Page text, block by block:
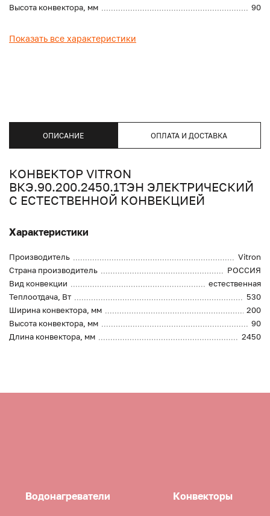
Высота конвектора, мм
90
Показать все характеристики
ОПИСАНИЕ ОПЛАТА И ДОСТАВКА
КОНВЕКТОР VITRON
ВКЭ.90.200.2450.1ТЭН ЭЛЕКТРИЧЕСКИЙ
С ЕСТЕСТВЕННОЙ КОНВЕКЦИЕЙ
Характеристики
Производитель
Vitron
Страна производитель
РОССИЯ
Вид конвекции
естественная
Теплоотдача, Вт
530
Ширина конвектора, мм
200
Высота конвектора, мм
90
Длина конвектора, мм
2450
Водонагреватели Конвекторы